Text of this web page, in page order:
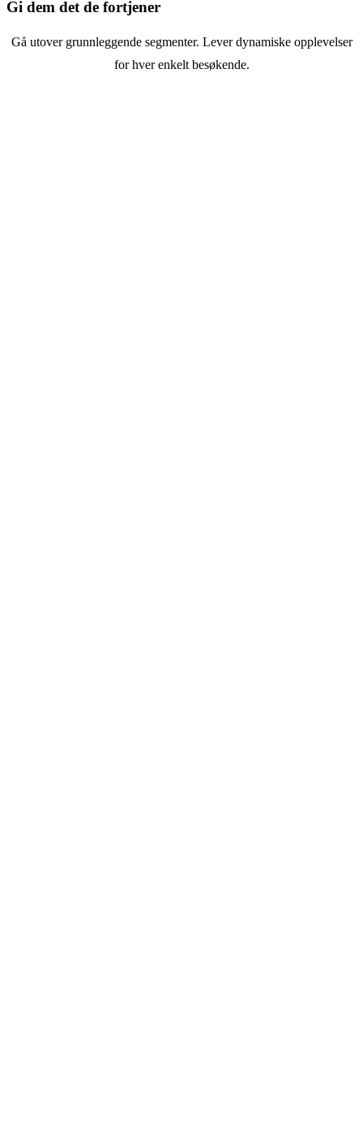
Gi dem det de fortjener
Gå utover grunnleggende segmenter. Lever dynamiske opplevelser
for hver enkelt besøkende.